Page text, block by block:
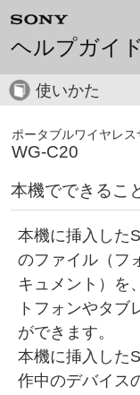
ヘルプガイド
使いかた
ポータブルワイヤレス
WG-C20
本機でできるこ
本機に挿入した
のファイル（フ
キュメント）を
トフォンやタブ
ができます。
本機に挿入した
作中のデバイス